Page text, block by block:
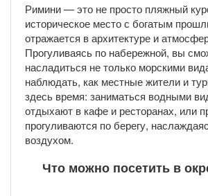
Римини — это не просто пляжный
историческое место с богатым
отражается в архитектуре и
Прогуливаясь по набережной, вы
насладиться не только морскими
наблюдать, как местные жители и
здесь время: заниматься водными
отдыхают в кафе и ресторанах, или
прогуливаются по берегу,
воздухом.
Что можно посетить в